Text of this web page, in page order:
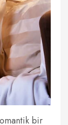
bir